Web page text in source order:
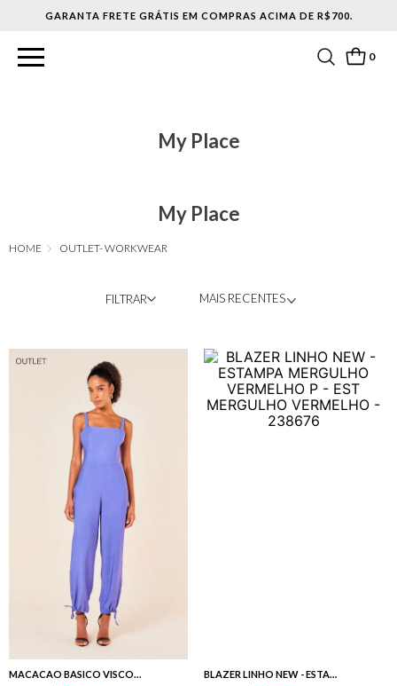
0
My Place
My Place
OUTLET- WORKWEAR
FILTRAR MAIS RECENTES
MACACAO BASICO VISCOSE PESADA -SAFIRA
BLAZER LINHO NEW - ESTAMPA MERGULHO VERMELHO